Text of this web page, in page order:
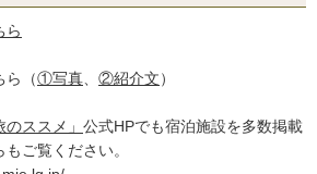
ら
ら（①写真、 ②紹介文）
ススメ」 公式HPでも宿泊施設を多数掲載
ご覧ください。